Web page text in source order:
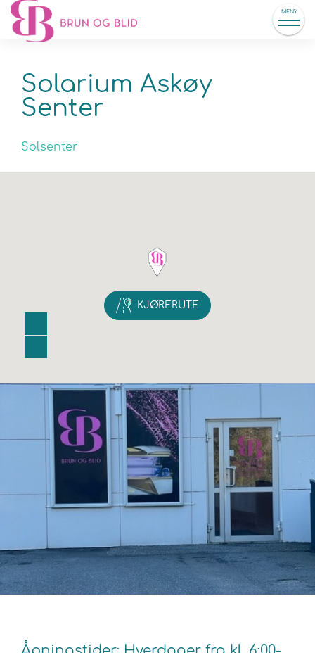
MENY
Solarium Askøy
Senter
Solsenter
KJØRERUTE